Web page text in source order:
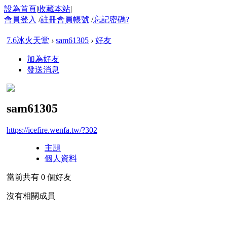
設為首頁|收藏本站|
會員登入 /註冊會員帳號 /忘記密碼?
7.6冰火天堂 › sam61305 › 好友
加為好友
發送消息
sam61305
https://icefire.wenfa.tw/?302
主題
個人資料
當前共有 0 個好友
沒有相關成員